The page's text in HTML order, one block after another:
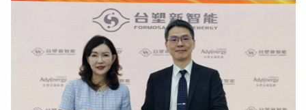
於傳統商車展的活動且同步舉行不斷電研討座談會，就是要
讓車主們看到一個不一樣的商用車大未來！采埃弗與至晟貿
易聯手參展，也開闢研討會，要讓商用車主們知道零組件的
安全與專業。（圖／2025 商用車大展提供）。ESG、AI、
冷鏈三大特色如果看到這樣的主題，你想到的是運具電動
化，那就太小看主辦單位對「運輸->蛻變」的詮釋。為此，